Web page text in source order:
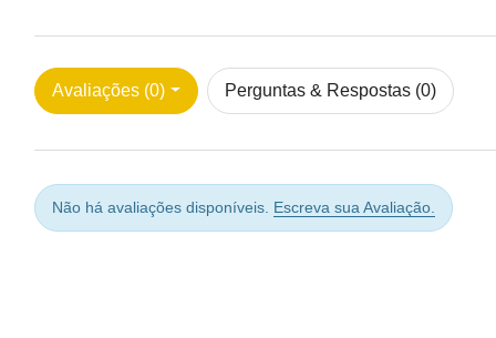
Avaliações (0) Perguntas & Respostas (0)
Não há avaliações disponíveis. Escreva sua Avaliação.